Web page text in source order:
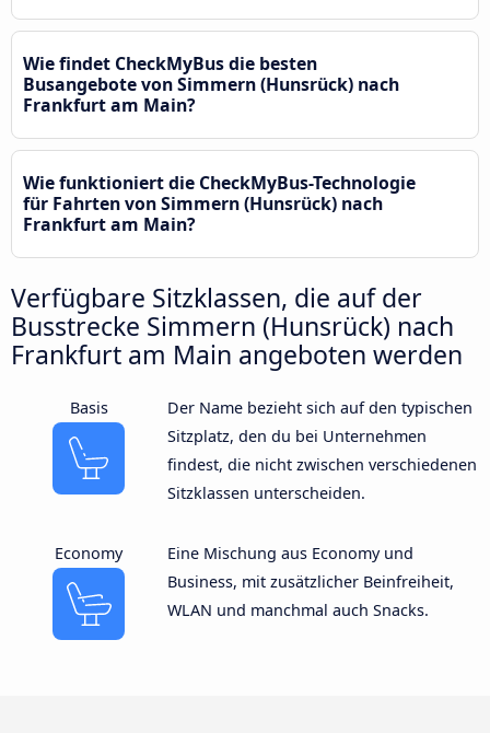
Wie findet CheckMyBus die besten
Busangebote von Simmern (Hunsrück) nach
Frankfurt am Main?
Wie funktioniert die CheckMyBus-Technologie
für Fahrten von Simmern (Hunsrück) nach
Frankfurt am Main?
Verfügbare Sitzklassen, die auf der
Busstrecke Simmern (Hunsrück) nach
Frankfurt am Main angeboten werden
Basis
Der Name bezieht sich auf den typischen
Sitzplatz, den du bei Unternehmen
findest, die nicht zwischen verschiedenen
Sitzklassen unterscheiden.
Economy
Eine Mischung aus Economy und
Business, mit zusätzlicher Beinfreiheit,
WLAN und manchmal auch Snacks.